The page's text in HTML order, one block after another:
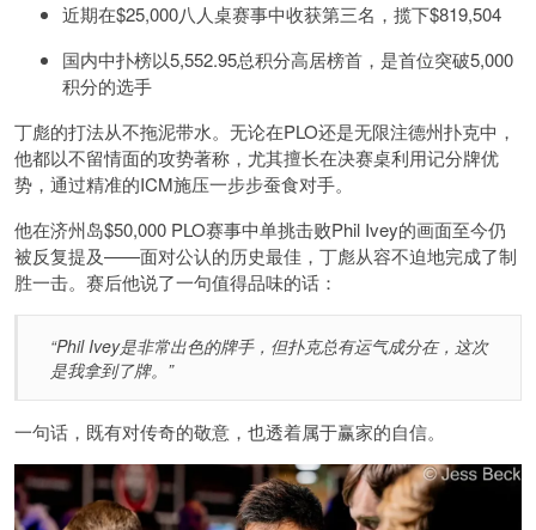
近期在$25,000八人桌赛事中收获第三名，揽下$819,504
国内中扑榜以5,552.95总积分高居榜首，是首位突破5,000
积分的选手
丁彪的打法从不拖泥带水。无论在PLO还是无限注德州扑克中，
他都以不留情面的攻势著称，尤其擅长在决赛桌利用记分牌优
势，通过精准的ICM施压一步步蚕食对手。
他在济州岛$50,000 PLO赛事中单挑击败Phil Ivey的画面至今仍
被反复提及——面对公认的历史最佳，丁彪从容不迫地完成了制
胜一击。赛后他说了一句值得品味的话：
“Phil Ivey是非常出色的牌手，但扑克总有运气成分在，这次
是我拿到了牌。”
一句话，既有对传奇的敬意，也透着属于赢家的自信。